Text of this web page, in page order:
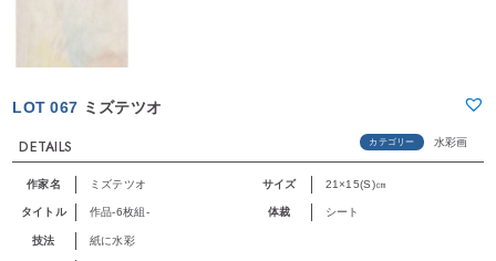
LOT 067 ミズテツオ
DETAILS カテゴリー 水彩画
作家名 ミズテツオ サイズ 21×15(S)㎝
タイトル 作品-6枚組- 体裁 シート
技法 紙に水彩